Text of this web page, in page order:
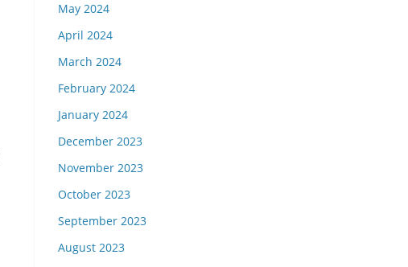
May 2024
April 2024
March 2024
February 2024
January 2024
December 2023
November 2023
October 2023
September 2023
August 2023